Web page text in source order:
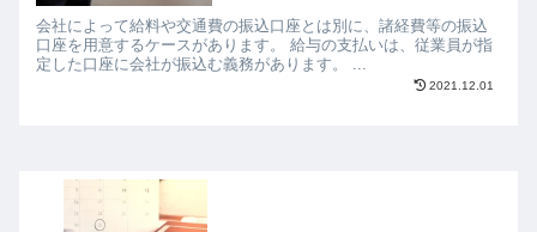
会社によって給料や交通費の振込口座とは別に、諸経費等の振込
口座を用意するケースがあります。 給与の支払いは、従業員が指
定した口座に会社が振込む義務があります。 ...
2021.12.01